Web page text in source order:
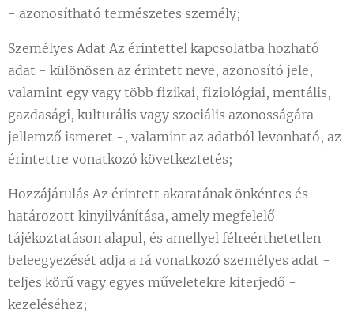
- azonosítható természetes személy;
Személyes Adat Az érintettel kapcsolatba hozható
adat - különösen az érintett neve, azonosító jele,
valamint egy vagy több fizikai, fiziológiai, mentális,
gazdasági, kulturális vagy szociális azonosságára
jellemző ismeret -, valamint az adatból levonható, az
érintettre vonatkozó következtetés;
Hozzájárulás Az érintett akaratának önkéntes és
határozott kinyilvánítása, amely megfelelő
tájékoztatáson alapul, és amellyel félreérthetetlen
beleegyezését adja a rá vonatkozó személyes adat -
teljes körű vagy egyes műveletekre kiterjedő -
kezeléséhez;